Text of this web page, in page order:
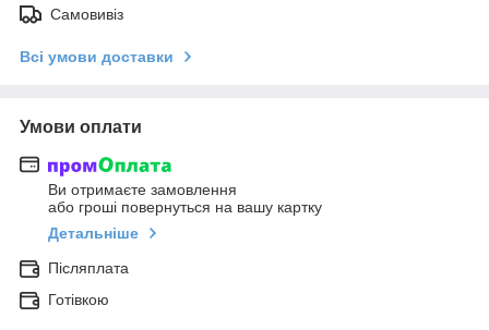
Самовивіз
Всі умови доставки
Умови оплати
Ви отримаєте замовлення
або гроші повернуться на вашу картку
Детальніше
Післяплата
Готівкою